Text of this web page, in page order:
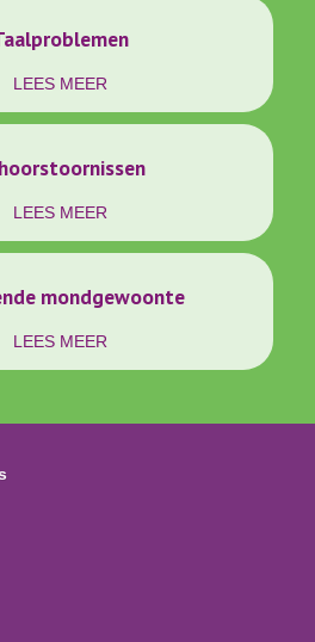
LEES MEER
LEES MEER
mondgewoonte
LEES MEER